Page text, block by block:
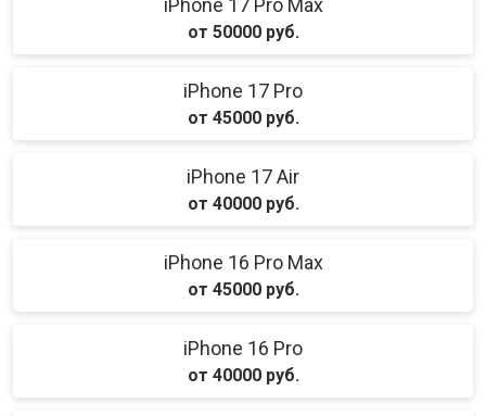
iPhone 17 Pro Max
от 50000 руб.
iPhone 17 Pro
от 45000 руб.
iPhone 17 Air
от 40000 руб.
iPhone 16 Pro Max
от 45000 руб.
iPhone 16 Pro
от 40000 руб.